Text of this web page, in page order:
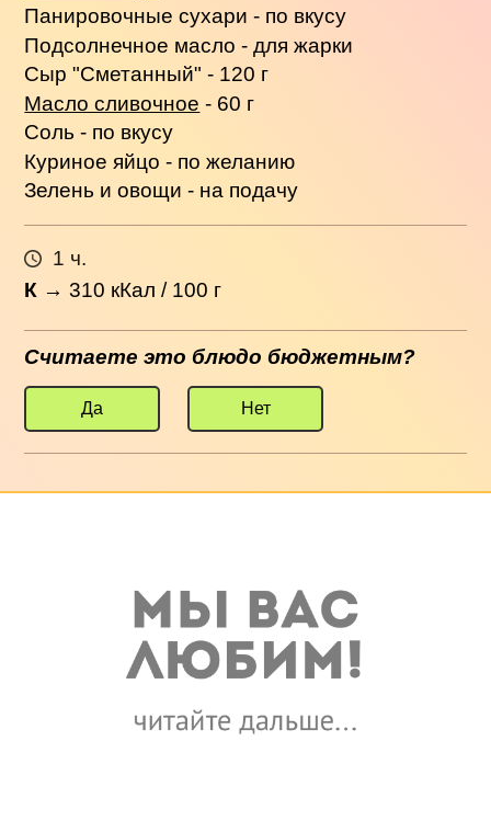
Панировочные сухари - по вкусу
Подсолнечное масло - для жарки
Сыр "Сметанный" - 120 г
Масло сливочное - 60 г
Соль - по вкусу
Куриное яйцо - по желанию
Зелень и овощи - на подачу
1 ч.
К →310 кКал / 100 г
Считаете это блюдо бюджетным?
Да Нет